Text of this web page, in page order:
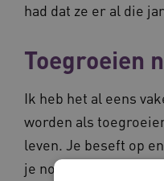
had dat ze er al die
Toegroeien
Ik heb het al eens
worden als
leven. Je beseft op
je nog voor je hebt